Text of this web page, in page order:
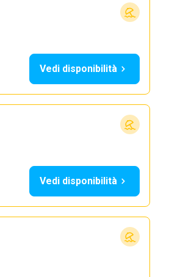
Vedi disponibilità
Vedi disponibilità